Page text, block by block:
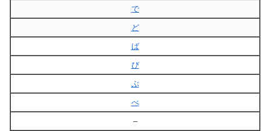
で
ど
ば
び
ぶ
べ
–